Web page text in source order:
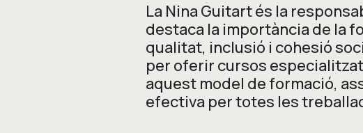
La Nina Guitart és la
destaca la importància de la
qualitat, inclusió i cohesió
per oferir cursos
aquest model de formació,
efectiva per totes les